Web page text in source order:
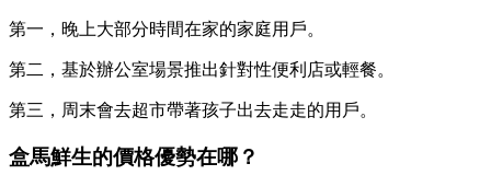
第一，晚上大部分時間在家的家庭用戶。
第二，基於辦公室場景推出針對性便利店或輕餐。
第三，周末會去超市帶著孩子出去走走的用戶。
盒馬鮮生的價格優勢在哪？